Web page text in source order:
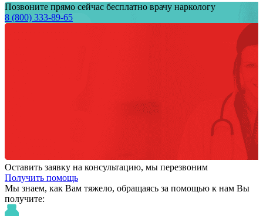
Позвоните прямо сейчас бесплатно врачу наркологу
8 (800) 333-89-65
Оставить заявку на консультацию, мы перезвоним
Получить помощь
Мы знаем, как Вам тяжело, обращаясь за помощью к нам Вы
получите: